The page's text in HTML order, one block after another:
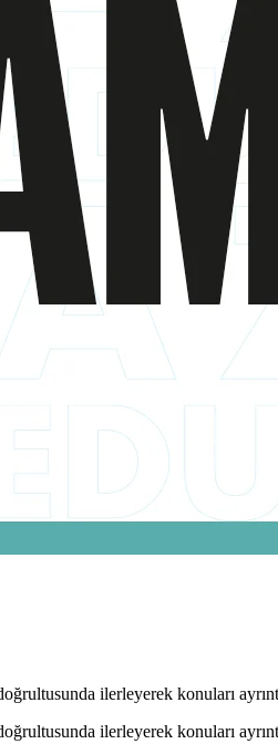
ilerleyerek konuları
ilerleyerek konuları